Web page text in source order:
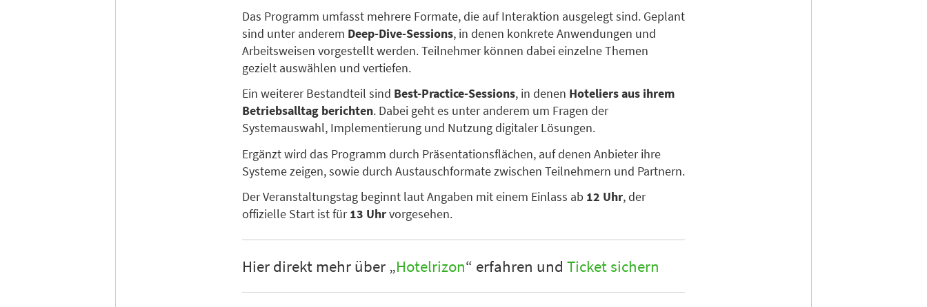
Das Programm umfasst mehrere Formate, die auf Interaktion ausgelegt sind. Geplant
sind unter anderem Deep-Dive-Sessions, in denen konkrete Anwendungen und
Arbeitsweisen vorgestellt werden. Teilnehmer können dabei einzelne Themen
gezielt auswählen und vertiefen.
Ein weiterer Bestandteil sind Best-Practice-Sessions, in denen Hoteliers aus ihrem
Betriebsalltag berichten. Dabei geht es unter anderem um Fragen der
Systemauswahl, Implementierung und Nutzung digitaler Lösungen.
Ergänzt wird das Programm durch Präsentationsflächen, auf denen Anbieter ihre
Systeme zeigen, sowie durch Austauschformate zwischen Teilnehmern und Partnern.
Der Veranstaltungstag beginnt laut Angaben mit einem Einlass ab 12 Uhr, der
offizielle Start ist für13 Uhrvorgesehen.
Hier direkt mehr über „Hotelrizon“ erfahren und Ticket sichern